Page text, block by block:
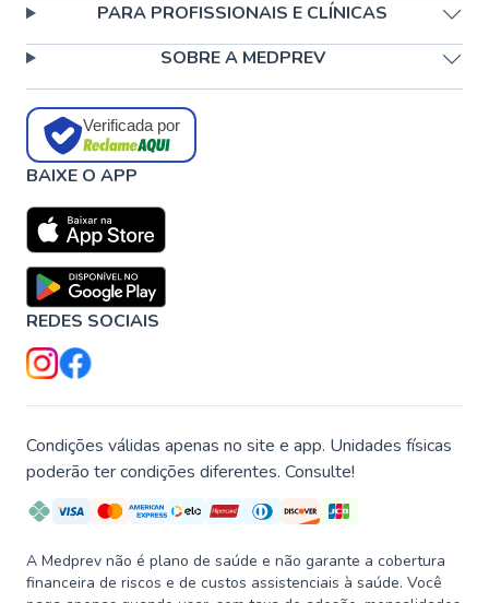
PARA PROFISSIONAIS E CLÍNICAS
SOBRE A MEDPREV
Verificada por
BAIXE O APP
REDES SOCIAIS
Condições válidas apenas no site e app. Unidades físicas
poderão ter condições diferentes. Consulte!
A Medprev não é plano de saúde e não garante a cobertura
financeira de riscos e de custos assistenciais à saúde. Você